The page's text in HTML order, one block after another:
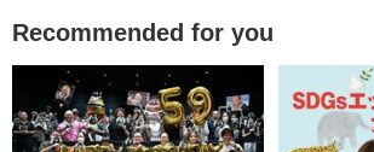
Recommended for you